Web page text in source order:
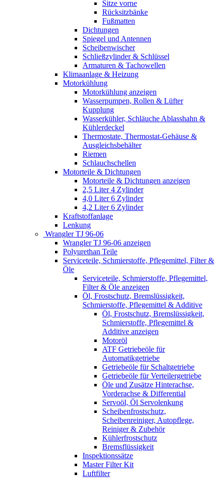
Sitze vorne
Rücksitzbänke
Fußmatten
Dichtungen
Spiegel und Antennen
Scheibenwischer
Schließzylinder & Schlüssel
Armaturen & Tachowellen
Klimaanlage & Heizung
Motorkühlung
Motorkühlung anzeigen
Wasserpumpen, Rollen & Lüfter
Kupplung
Wasserkühler, Schläuche Ablasshahn &
Kühlerdeckel
Thermostate, Thermostat-Gehäuse &
Ausgleichsbehälter
Riemen
Schlauchschellen
Motorteile & Dichtungen
Motorteile & Dichtungen anzeigen
2,5 Liter 4 Zylinder
4,0 Liter 6 Zylinder
4,2 Liter 6 Zylinder
Kraftstoffanlage
Lenkung
Wrangler TJ 96-06
Wrangler TJ 96-06 anzeigen
Polyurethan Teile
Serviceteile, Schmierstoffe, Pflegemittel, Filter &
Öle
Serviceteile, Schmierstoffe, Pflegemittel,
Filter & Öle anzeigen
Öl, Frostschutz, Bremslüssigkeit,
Schmierstoffe, Pflegemittel & Additive
Öl, Frostschutz, Bremslüssigkeit,
Schmierstoffe, Pflegemittel &
Additive anzeigen
Motoröl
ATF Getriebeöle für
Automatikgetriebe
Getriebeöle für Schaltgetriebe
Getriebeöle für Verteilergetriebe
Öle und Zusätze Hinterachse,
Vorderachse & Differential
Servoöl, Öl Servolenkung
Scheibenfrostschutz,
Scheibenreiniger, Autopflege,
Reiniger & Zubehör
Kühlerfrostschutz
Bremsflüssigkeit
Inspektionssätze
Master Filter Kit
Luftfilter